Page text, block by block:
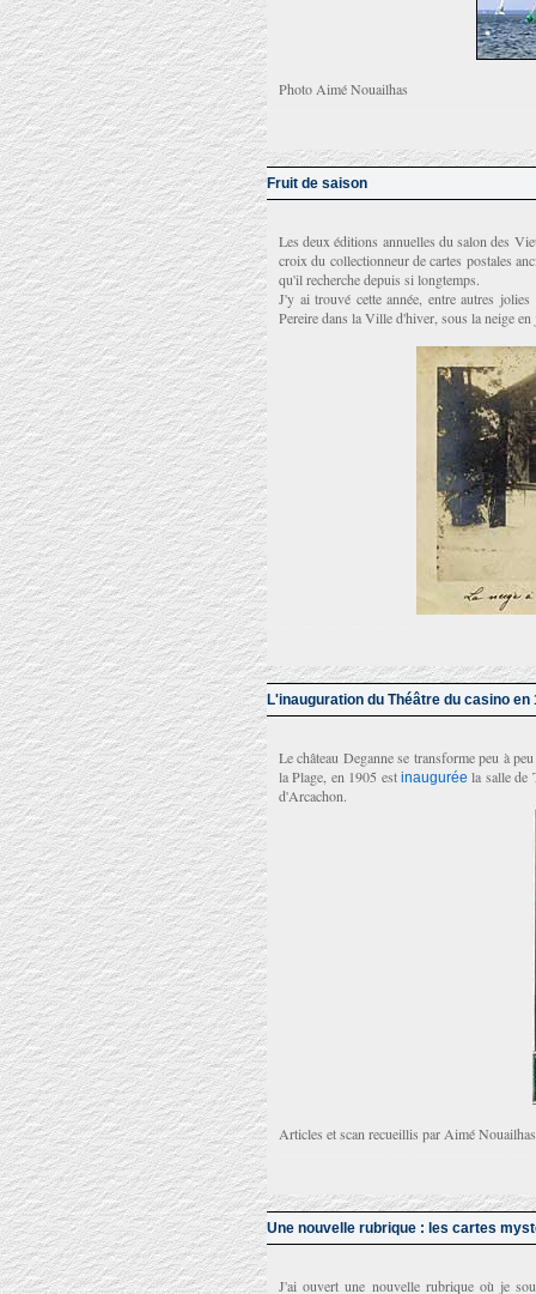
Photo Aimé Nouailhas
Fruit de saison
Les deux éditions annuelles du salon des
croix du collectionneur de cartes postales
qu'il recherche depuis si longtemps.
J'y ai trouvé cette année, entre autres
Pereire dans la Ville d'hiver, sous la neige
L'inauguration du Théâtre du casino en
Le château Deganne se transforme peu à
la Plage, en 1905 est inaugurée la salle de
d'Arcachon.
Articles et scan recueillis par Aimé
Une nouvelle rubrique : les cartes
J'ai ouvert une nouvelle rubrique où je